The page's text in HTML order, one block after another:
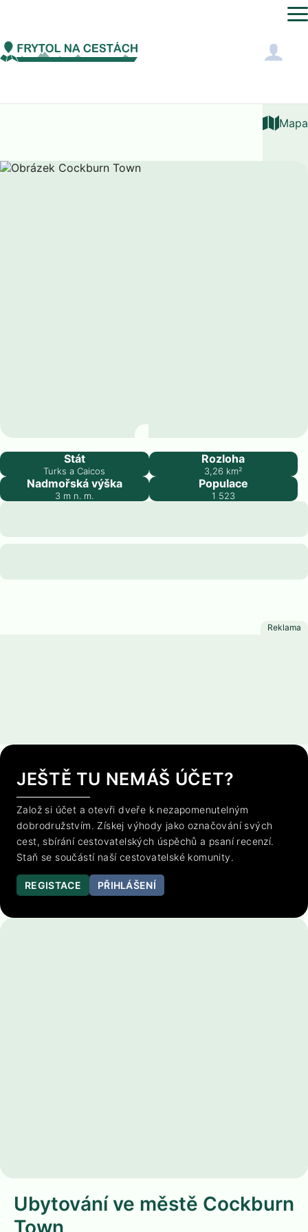
Severní Amerika Turks a Caicos Cockburn Town
Mapa
Cockburn Town
Stát
Turks a Caicos
Rozloha
3,26 km²
Nadmořská výška
3 m n. m.
Populace
1 523
JEŠTĚ TU NEMÁŠ ÚČET?
Založ si účet a otevři dveře k nezapomenutelným
dobrodružstvím. Získej výhody jako označování svých
cest, sbírání cestovatelských úspěchů a psaní recenzí.
Staň se součástí naší cestovatelské komunity.
REGISTACE PŘIHLÁŠENÍ
Ubytování ve městě Cockburn